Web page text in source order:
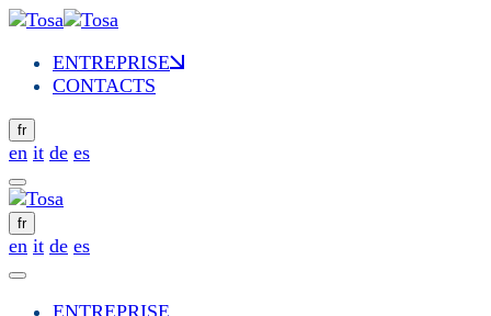
ENTREPRISE
CONTACTS
fr
en it de es
fr
en it de es
ENTREPRISE